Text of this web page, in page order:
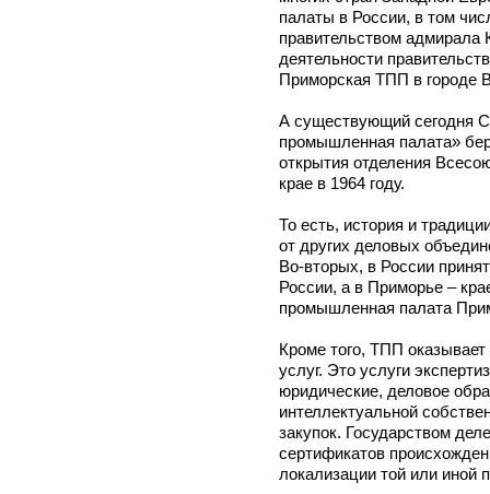
палаты в России, в том
правительством адмирала
деятельности
Приморская ТПП в городе
А существующий сегодня
промышленная палата»
открытия отделения
крае в 1964 году.
То есть, история и
от других деловых
Во-вторых, в России
России, а в Приморье –
промышленная палата
Кроме того, ТПП
услуг. Это услуги
юридические, деловое
интеллектуальной
закупок. Государством
сертификатов
локализации той или иной